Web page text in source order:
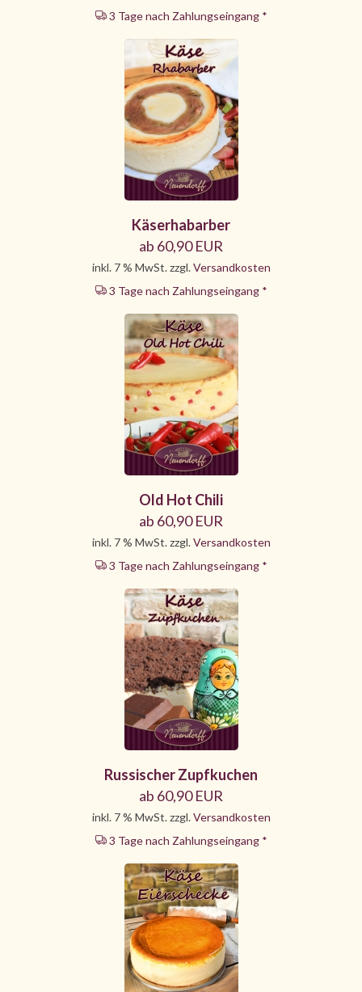
3 Tage nach Zahlungseingang *
Käserhabarber
ab 60,90 EUR
inkl. 7 % MwSt. zzgl.Versandkosten
3 Tage nach Zahlungseingang *
Old Hot Chili
ab 60,90 EUR
inkl. 7 % MwSt. zzgl.Versandkosten
3 Tage nach Zahlungseingang *
Russischer Zupfkuchen
ab 60,90 EUR
inkl. 7 % MwSt. zzgl.Versandkosten
3 Tage nach Zahlungseingang *